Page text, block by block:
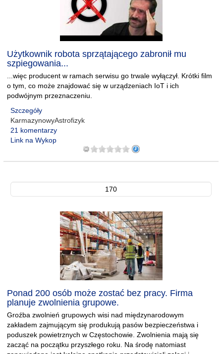
Użytkownik robota sprzątającego zabronił mu
szpiegowania...
...więc producent w ramach serwisu go trwale wyłączył. Krótki film
o tym, co może znajdować się w urządzeniach IoT i ich
podwójnym przeznaczeniu.
Szczegóły
KarmazynowyAstrofizyk
21 komentarzy
Link na Wykop
170
Ponad 200 osób może zostać bez pracy. Firma
planuje zwolnienia grupowe.
Groźba zwolnień grupowych wisi nad międzynarodowym
zakładem zajmującym się produkują pasów bezpieczeństwa i
poduszek powietrznych w Częstochowie. Zwolnienia mają się
zacząć na początku przyszłego roku. Na środę natomiast